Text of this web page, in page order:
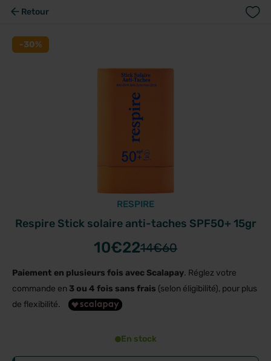
Retour
RESPIRE
Respire Stick solaire anti-taches SPF50+ 15gr
10€2214€60
Paiement en plusieurs fois avec Scalapay. Réglez votre
commande en 3 ou 4 fois sans frais (selon éligibilité), pour plus
de flexibilité.
En stock
-30%